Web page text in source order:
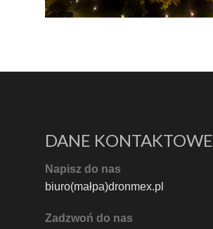
DANE KONTAKTOWE
Napisz do nas
biuro(małpa)dronmex.pl
Zadzwoń do nas